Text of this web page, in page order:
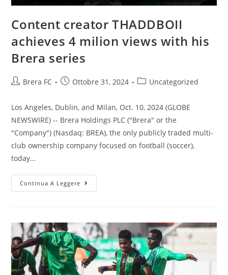
Content creator THADDBOII
achieves 4 milion views with his
Brera series
Brera FC Ottobre 31, 2024 Uncategorized
Los Angeles, Dublin, and Milan, Oct. 10, 2024 (GLOBE
NEWSWIRE) -- Brera Holdings PLC ("Brera" or the
"Company") (Nasdaq: BREA), the only publicly traded multi-
club ownership company focused on football (soccer),
today…
Continua A Leggere